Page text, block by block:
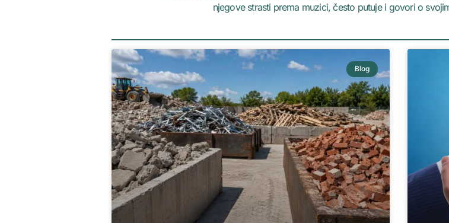
njegove strasti prema muzici, često putuje i govori o
Blog